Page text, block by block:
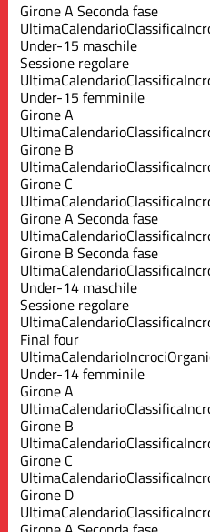
Girone A Seconda fase
UltimaCalendarioClassifica
Under-15 maschile
Sessione regolare
UltimaCalendarioClassifica
Under-15 femminile
Girone A
UltimaCalendarioClassifica
Girone B
UltimaCalendarioClassifica
Girone C
UltimaCalendarioClassifica
Girone A Seconda fase
UltimaCalendarioClassifica
Girone B Seconda fase
UltimaCalendarioClassifica
Under-14 maschile
Sessione regolare
UltimaCalendarioClassifica
Final four
UltimaCalendarioIncroci
Under-14 femminile
Girone A
UltimaCalendarioClassifica
Girone B
UltimaCalendarioClassifica
Girone C
UltimaCalendarioClassifica
Girone D
UltimaCalendarioClassifica